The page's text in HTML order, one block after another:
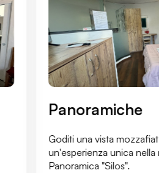
Panoramiche
Goditi una vista
un'esperienza unica
Panoramica "Silos".